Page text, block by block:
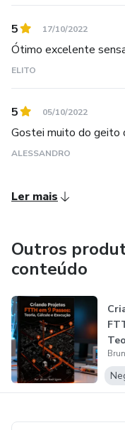
5 17/10/2022
Ótimo excelente
ELITO
5 05/10/2022
Gostei muito do geito
ALESSANDRO
Ler mais
Outros
conteúdo